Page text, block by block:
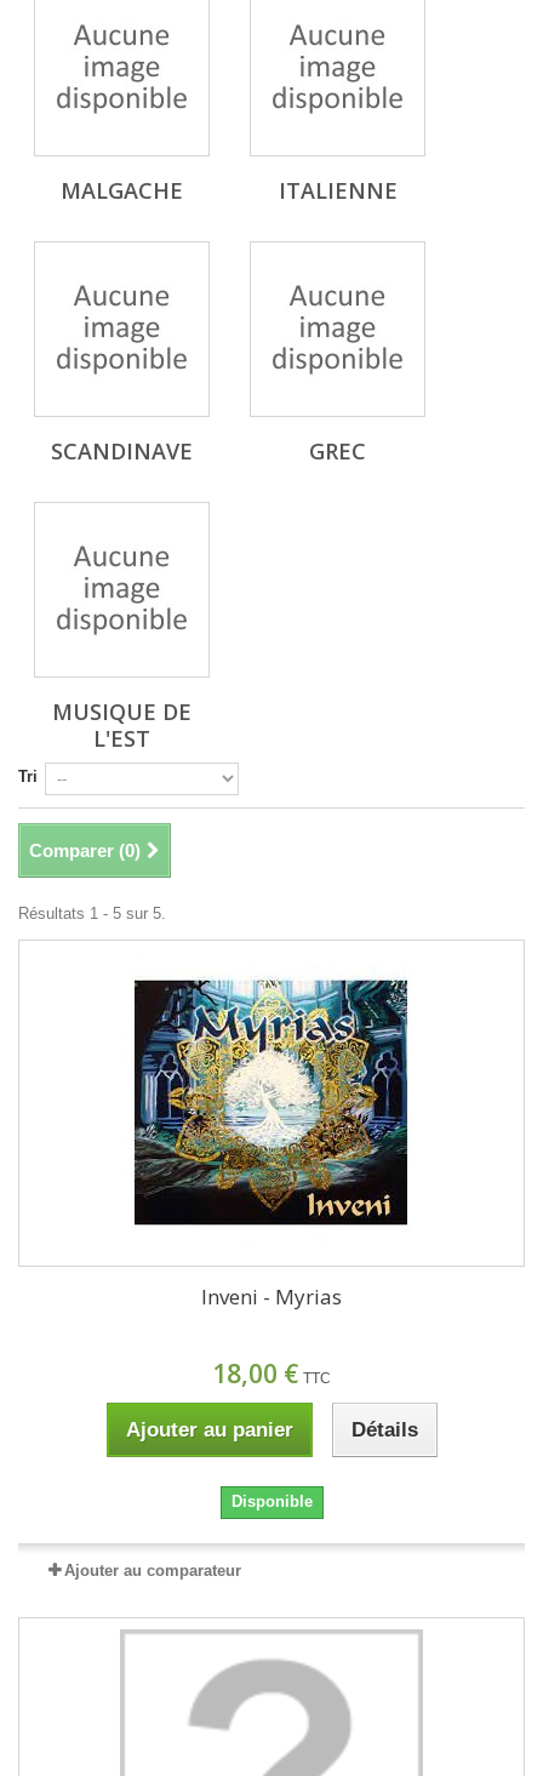
MALGACHE ITALIENNE
SCANDINAVE GREC
MUSIQUE DE
L'EST
Tri
Comparer (0)
Résultats 1 - 5 sur 5.
Inveni - Myrias
18,00 € TTC
Ajouter au panier Détails
Disponible
Ajouter au comparateur